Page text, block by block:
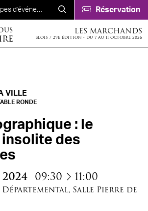
Réservation
LES MARCHANDS
BLOIS / 29E ÉDITION - DU 7 AU 11 OCTOBRE 2026
VILLE
RONDE
: le
des
2024 09:30 à11:00
, Salle Pierre de